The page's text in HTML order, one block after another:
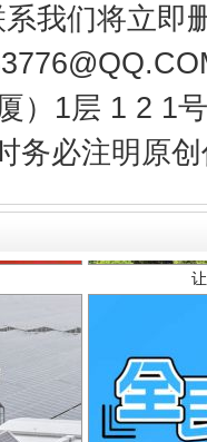
我们将立即
）1层 1 2 1
务必注明原
走